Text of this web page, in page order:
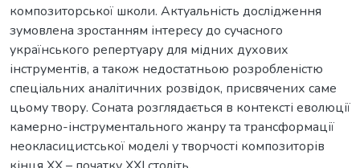
композиторської школи. Актуальність дослідження
зумовлена зростанням інтересу до сучасного
українського репертуару для мідних духових
інструментів, а також недостатньою розробленістю
спеціальних аналітичних розвідок, присвячених саме
цьому твору. Соната розглядається в контексті еволюції
камерно-інструментального жанру та трансформації
неокласицистської моделі у творчості композиторів